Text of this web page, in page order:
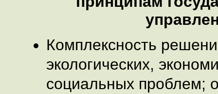
Комплексность
экологических,
социальных проблем;